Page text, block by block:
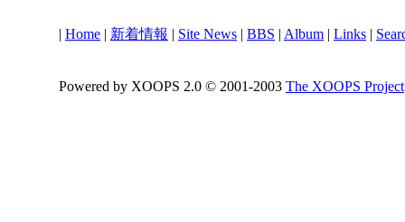
| Home | 新着情報 | Site News | BBS | Album | Links |
Powered by XOOPS 2.0 © 2001-2003 The XOOPS Project